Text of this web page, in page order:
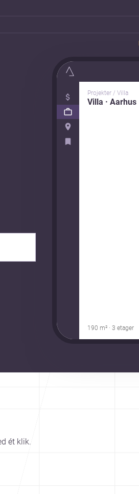
Projekter / Villa
Villa · Aarhus
190 m² · 3 etager
ét klik.